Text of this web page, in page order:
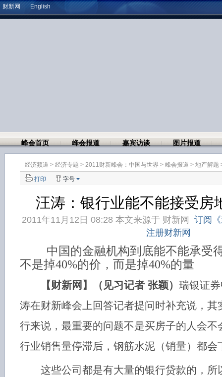
财新网 English
峰会首页 峰会报道 嘉宾访谈 图片报道
经济频道 > 经济专题 > 2011财新峰会：中国与世界 > 峰会报道 > 地产解题
打印 字号
汪涛：银行业能不能接受房
2011年11月12日 08:28 本文来源于 财新网
订阅
注册财新网
中国的金融机构到底能不能承受得
不是掉40%的价，而是掉40%的量
【财新网】（见习记者 张颖） 瑞银证
涛在财新峰会上回答记者提问时补充说，其
行来说，最重要的问题不是买房子的人会不
行业销售量停滞后，钢筋水泥（销量）都会
这些公司都是有大量的银行贷款的，所